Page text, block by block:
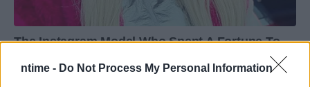
ntime - Do Not Process My Personal Information